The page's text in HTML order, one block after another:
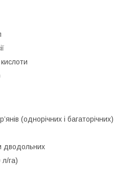
(однорічних і багаторічних)
дводольних
га)